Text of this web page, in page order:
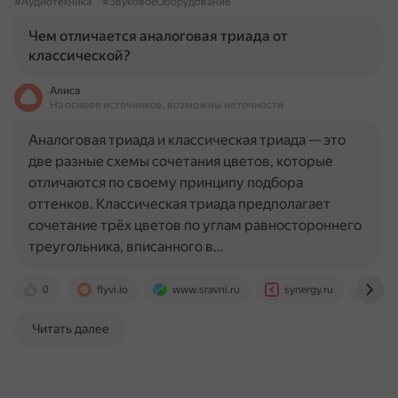
Чем отличается аналоговая триада от
классической?
Алиса
На основе источников, возможны неточности
0 flyvi.io www.sravni.ru synergy.ru
Аналоговая триада и классическая триада — это
две разные схемы сочетания цветов, которые
отличаются по своему принципу подбора
оттенков. Классическая триада предполагает
сочетание трёх цветов по углам равностороннего
треугольника, вписанного в…
Читать далее